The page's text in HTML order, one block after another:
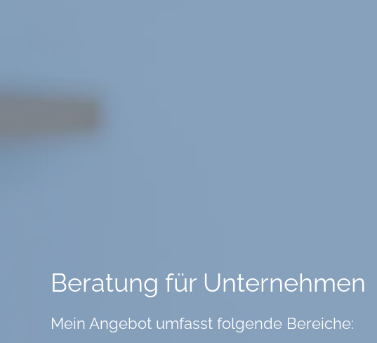
Beratung für Unternehmen
Mein Angebot umfasst folgende Bereiche: